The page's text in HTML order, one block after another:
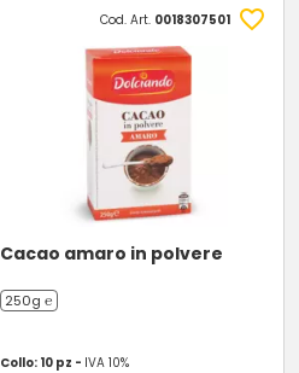
Cod. Art. 0018307501
Cacao amaro in polvere
250g ℮
Collo: 10 pz - IVA 10%